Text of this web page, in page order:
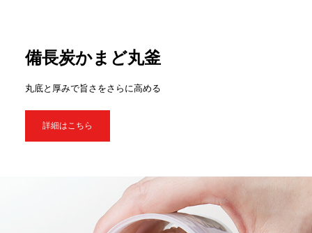
備長炭かまど丸釜
丸底と厚みで旨さをさらに高める
詳細はこちら